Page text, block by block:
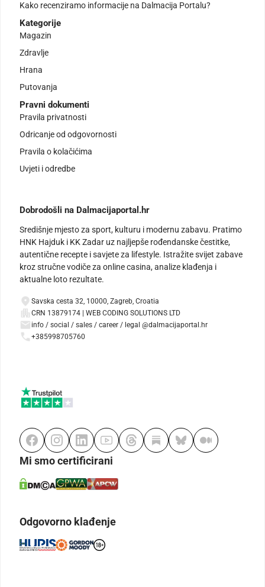
Kako recenziramo informacije na Dalmacija Portalu?
Kategorije
Magazin
Zdravlje
Hrana
Putovanja
Pravni dokumenti
Pravila privatnosti
Odricanje od odgovornosti
Pravila o kolačićima
Uvjeti i odredbe
Dobrodošli na Dalmacijaportal.hr
Središnje mjesto za sport, kulturu i modernu zabavu. Pratimo
HNK Hajduk i KK Zadar uz najljepše rođendanske čestitke,
autentične recepte i savjete za lifestyle. Istražite svijet zabave
kroz stručne vodiče za online casina, analize klađenja i
aktualne loto rezultate.
Savska cesta 32, 10000, Zagreb, Croatia
CRN 13879174 | WEB CODING SOLUTIONS LTD
info / social / sales / career / legal @dalmacijaportal.hr
+385998705760
Mi smo certificirani
Odgovorno klađenje